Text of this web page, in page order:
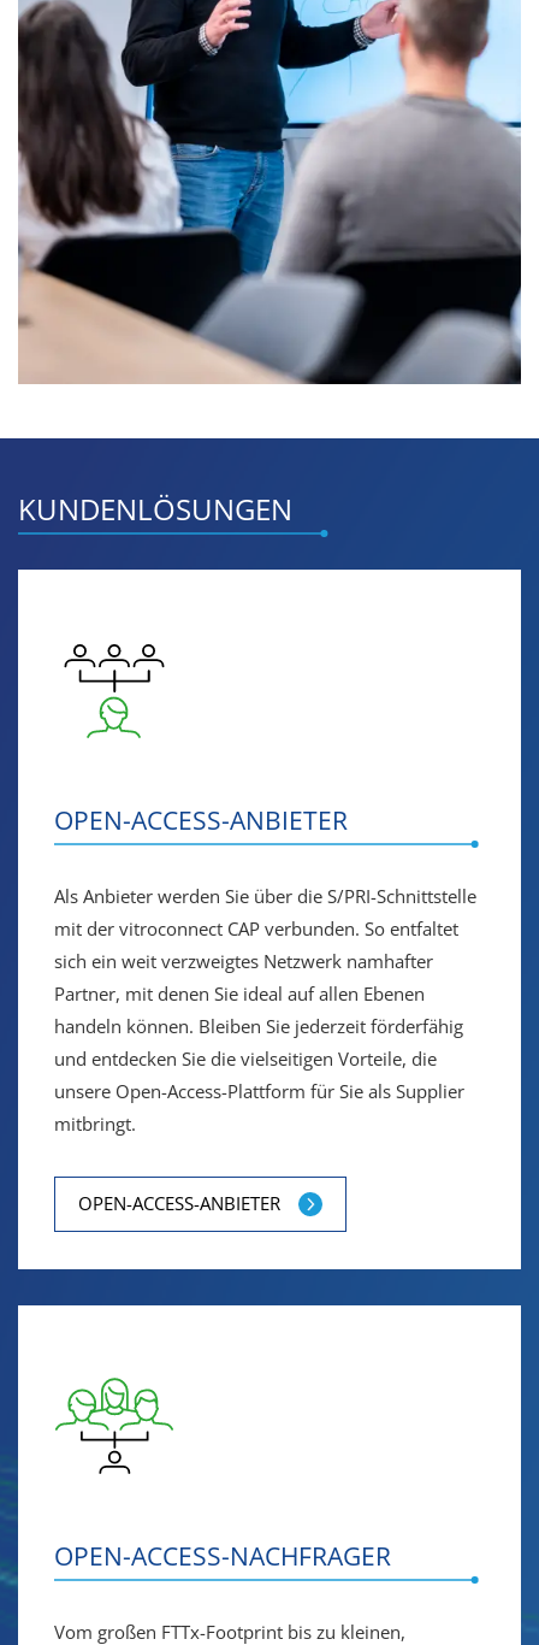
KUNDENLÖSUNGEN
OPEN-ACCESS-ANBIETER
Als Anbieter werden Sie über die S/PRI-Schnittstelle
mit der vitroconnect CAP verbunden. So entfaltet
sich ein weit verzweigtes Netzwerk namhafter
Partner, mit denen Sie ideal auf allen Ebenen
handeln können. Bleiben Sie jederzeit förderfähig
und entdecken Sie die vielseitigen Vorteile, die
unsere Open-Access-Plattform für Sie als Supplier
mitbringt.
OPEN-ACCESS-ANBIETER
OPEN-ACCESS-NACHFRAGER
Vom großen FTTx-Footprint bis zu kleinen,